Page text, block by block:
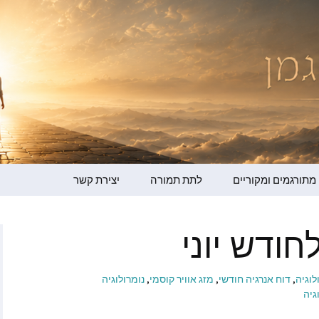
ברגמן
ומקוריים
ברמן
לתת תמורה יצירת קשר
יוני
, דוח אנרגיה חודשי, מזג אוויר קוסמי, נומרולוגיה